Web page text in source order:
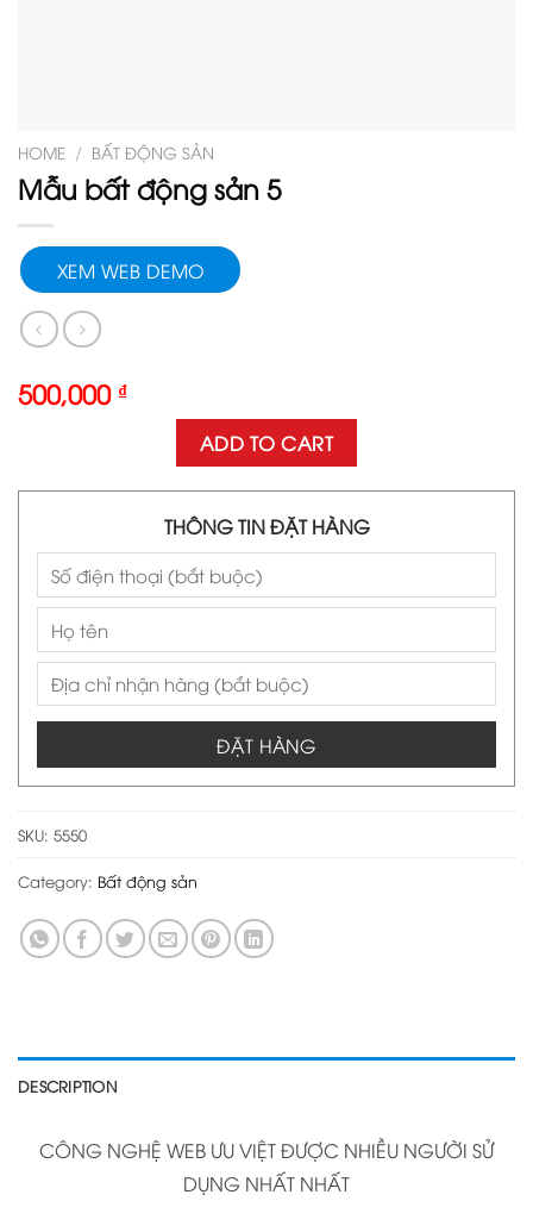
HOME / BẤT ĐỘNG SẢN
Mẫu bất động sản 5
XEM WEB DEMO
500,000 ₫
ADD TO CART
THÔNG TIN ĐẶT HÀNG
ĐẶT HÀNG
SKU: 5550
Category: Bất động sản
DESCRIPTION
CÔNG NGHỆ WEB ƯU VIỆT ĐƯỢC NHIỀU NGƯỜI SỬ
DỤNG NHẤT NHẤT